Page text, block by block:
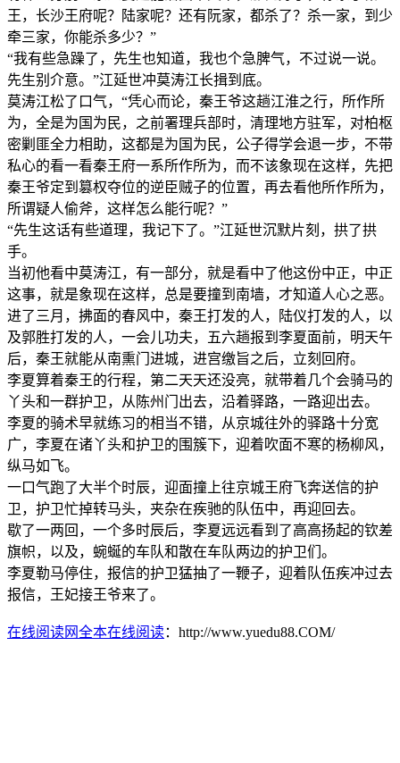
王，长沙王府呢？陆家呢？还有阮家，都杀了？杀一家，到少
牵三家，你能杀多少？”
“我有些急躁了，先生也知道，我也个急脾气，不过说一说。
先生别介意。”江延世冲莫涛江长揖到底。
莫涛江松了口气，“凭心而论，秦王爷这趟江淮之行，所作所
为，全是为国为民，之前署理兵部时，清理地方驻军，对柏枢
密剿匪全力相助，这都是为国为民，公子得学会退一步，不带
私心的看一看秦王府一系所作所为，而不该象现在这样，先把
秦王爷定到篡权夺位的逆臣贼子的位置，再去看他所作所为，
所谓疑人偷斧，这样怎么能行呢？”
“先生这话有些道理，我记下了。”江延世沉默片刻，拱了拱
手。
当初他看中莫涛江，有一部分，就是看中了他这份中正，中正
这事，就是象现在这样，总是要撞到南墙，才知道人心之恶。
进了三月，拂面的春风中，秦王打发的人，陆仪打发的人，以
及郭胜打发的人，一会儿功夫，五六趟报到李夏面前，明天午
后，秦王就能从南熏门进城，进宫缴旨之后，立刻回府。
李夏算着秦王的行程，第二天天还没亮，就带着几个会骑马的
丫头和一群护卫，从陈州门出去，沿着驿路，一路迎出去。
李夏的骑术早就练习的相当不错，从京城往外的驿路十分宽
广，李夏在诸丫头和护卫的围簇下，迎着吹面不寒的杨柳风，
纵马如飞。
一口气跑了大半个时辰，迎面撞上往京城王府飞奔送信的护
卫，护卫忙掉转马头，夹杂在疾驰的队伍中，再迎回去。
歇了一两回，一个多时辰后，李夏远远看到了高高扬起的钦差
旗帜，以及，蜿蜒的车队和散在车队两边的护卫们。
李夏勒马停住，报信的护卫猛抽了一鞭子，迎着队伍疾冲过去
报信，王妃接王爷来了。
在线阅读网全本在线阅读：http://www.yuedu88.COM/